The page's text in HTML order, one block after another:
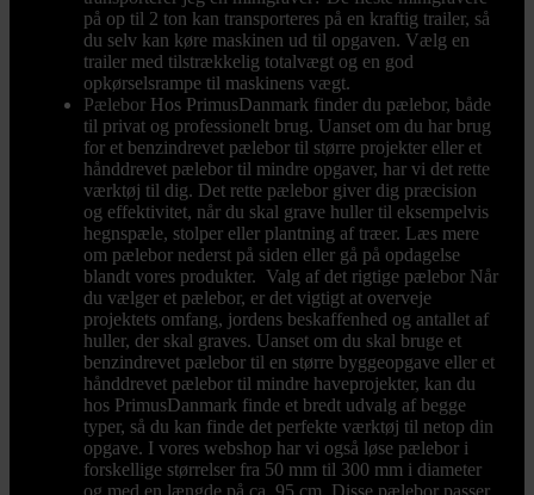
på op til 2 ton kan transporteres på en kraftig trailer, så
du selv kan køre maskinen ud til opgaven. Vælg en
trailer med tilstrækkelig totalvægt og en god
opkørselsrampe til maskinens vægt.
Pælebor Hos PrimusDanmark finder du pælebor, både
til privat og professionelt brug. Uanset om du har brug
for et benzindrevet pælebor til større projekter eller et
hånddrevet pælebor til mindre opgaver, har vi det rette
værktøj til dig. Det rette pælebor giver dig præcision
og effektivitet, når du skal grave huller til eksempelvis
hegnspæle, stolper eller plantning af træer. Læs mere
om pælebor nederst på siden eller gå på opdagelse
blandt vores produkter. Valg af det rigtige pælebor Når
du vælger et pælebor, er det vigtigt at overveje
projektets omfang, jordens beskaffenhed og antallet af
huller, der skal graves. Uanset om du skal bruge et
benzindrevet pælebor til en større byggeopgave eller et
hånddrevet pælebor til mindre haveprojekter, kan du
hos PrimusDanmark finde et bredt udvalg af begge
typer, så du kan finde det perfekte værktøj til netop din
opgave. I vores webshop har vi også løse pælebor i
forskellige størrelser fra 50 mm til 300 mm i diameter